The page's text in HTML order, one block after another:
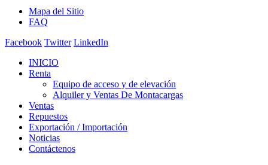
Mapa del Sitio
FAQ
Facebook Twitter LinkedIn
INICIO
Renta
Equipo de acceso y de elevación
Alquiler y Ventas De Montacargas
Ventas
Repuestos
Exportación / Importación
Noticias
Contáctenos